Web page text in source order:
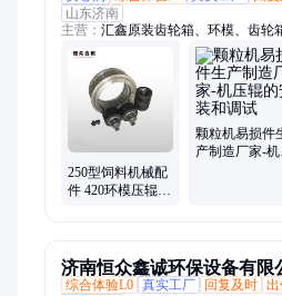
山东济南
主营： 汇鑫原装齿轮箱、环模、齿轮
颗粒机模具、颗粒机、木屑颗粒机改
机、二手颗粒机、宇龙颗粒机、560
机、颗粒机压辊、制粒机、2手颗粒
机、颗粒成型设备、压辊皮、减速机
250型饲料机械配
件 420环模压辊制
颗粒机易损件
产制造厂家-机
济南恒众鑫诚环保设备有限
综合体验L0 真实工厂 回复及时 出